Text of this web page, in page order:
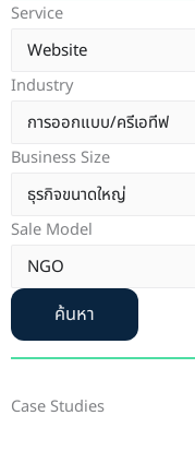
Service
Industry
Business Size
Sale Model
ค้นหา
Case Studies